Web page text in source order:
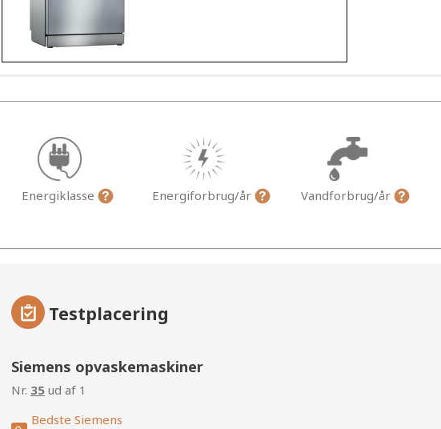
Energiklasse Energiforbrug/år Vandforbrug/år
Testplacering
Siemens opvaskemaskiner
Nr. 35 ud af 1
Bedste Siemens